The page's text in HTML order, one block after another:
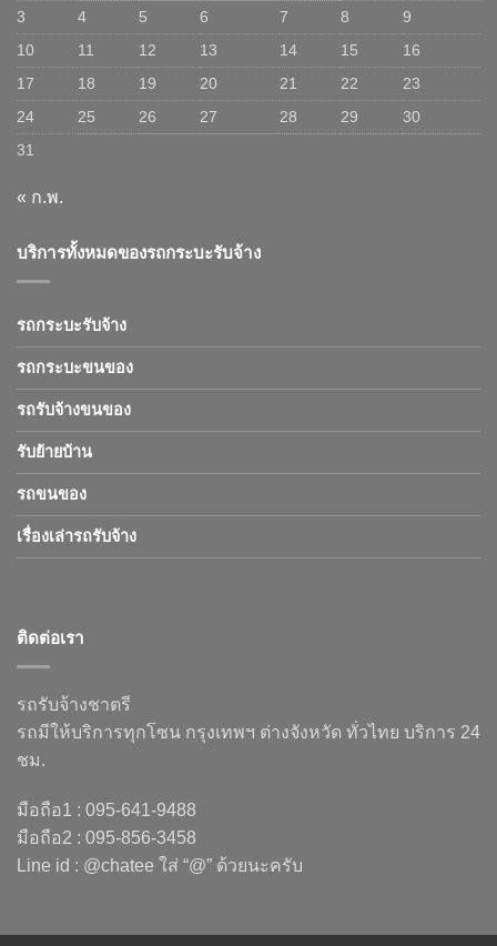
3
4 5 6 7 8
9
10
11 12 13 14 15
16
17
18 19 20 21 22
23
24
25 26 27 28 29
30
31
« ก.พ.
บริการทั้งหมดของรถกระบะรับจ้าง
รถกระบะรับจ้าง
รถกระบะขนของ
รถรับจ้างขนของ
รับย้ายบ้าน
รถขนของ
เรื่องเล่ารถรับจ้าง
ติดต่อเรา
รถรับจ้างชาตรี
รถมีให้บริการทุกโซน กรุงเทพฯ ต่างจังหวัด ทั่วไทย บริการ 24
ชม.
มือถือ1 : 095-641-9488
มือถือ2 : 095-856-3458
Line id : @chatee ใส่ “@” ด้วยนะครับ